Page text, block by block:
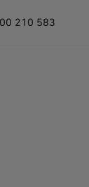
210 583